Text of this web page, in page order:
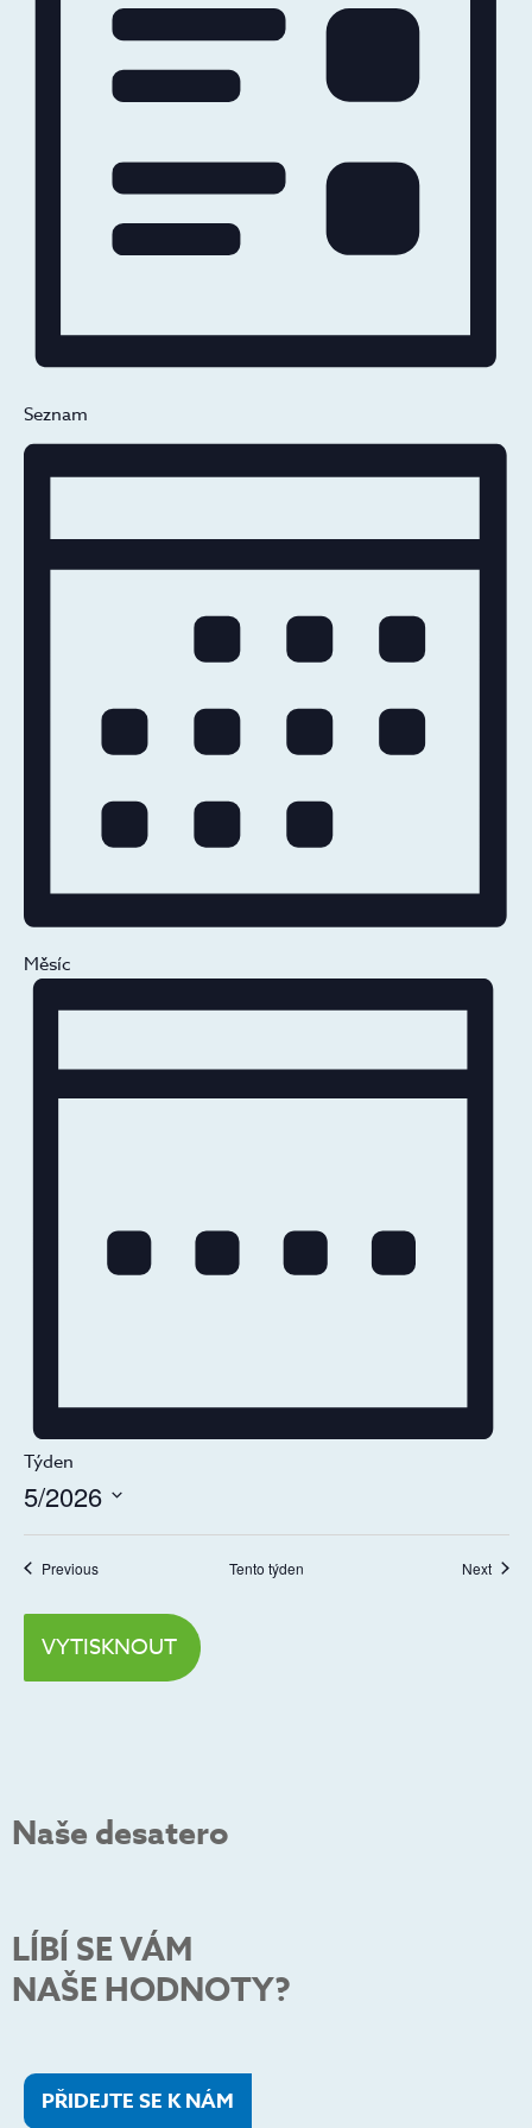
Seznam
Měsíc
Týden
5/2026
Select
date.Previous Tento týden Next
VYTISKNOUT
Naše desatero
LÍBÍ SE VÁM
NAŠE HODNOTY?
PŘIDEJTE SE K NÁM